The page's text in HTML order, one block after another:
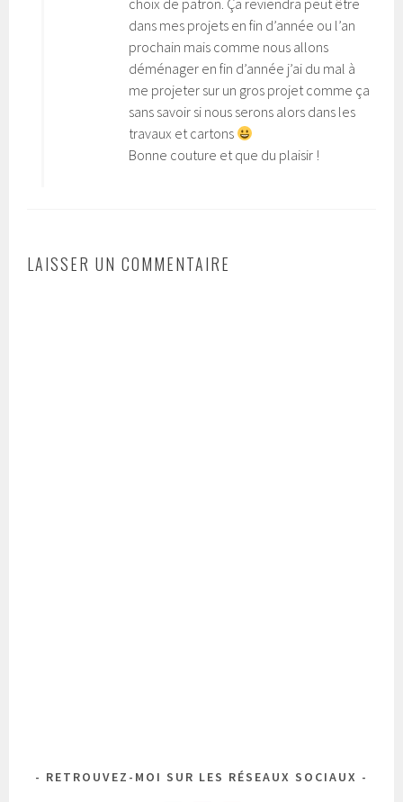
choix de patron. Ça reviendra peut être
dans mes projets en fin d’année ou l’an
prochain mais comme nous allons
déménager en fin d’année j’ai du mal à
me projeter sur un gros projet comme ça
sans savoir si nous serons alors dans les
travaux et cartons
Bonne couture et que du plaisir !
LAISSER UN COMMENTAIRE
RETROUVEZ-MOI SUR LES RÉSEAUX SOCIAUX